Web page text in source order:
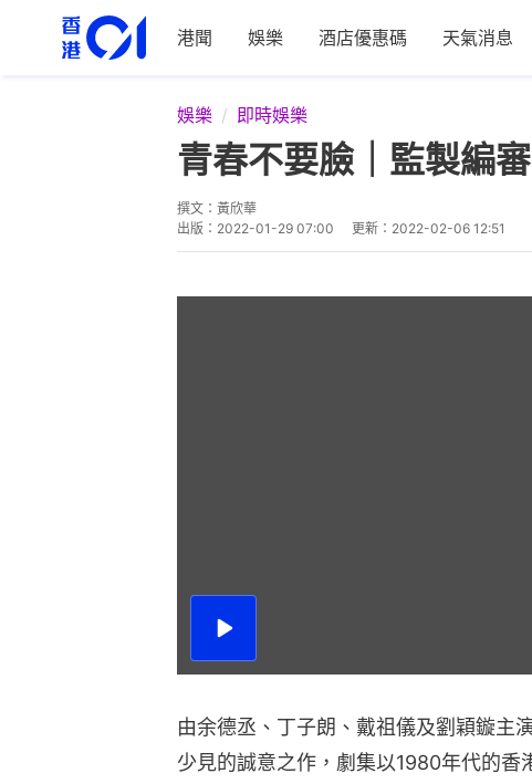
港聞 娛樂 酒店優惠碼 天氣消息
娛樂 即時娛樂
青春不要臉｜監製編
撰文： 黃欣華
出版： 2022-01-29 07:00 更新： 2022-02-06 12:51
播
由余德丞、丁子朗、戴祖儀及劉穎鏇主
少見的誠意之作，劇集以1980年代的香